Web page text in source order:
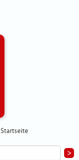
Startseite